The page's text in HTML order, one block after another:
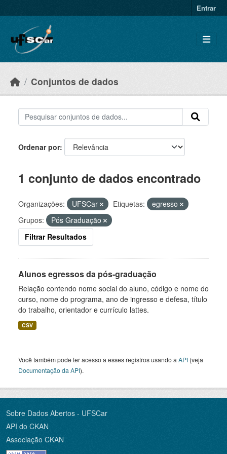
Entrar
Conjuntos de dados
Ordenar por
1 conjunto de dados encontrado
Organizações: UFSCar Etiquetas:
egresso
Grupos:
Pós Graduação
Filtrar Resultados
Alunos egressos da pós-graduação
Relação contendo nome social do aluno, código e nome do
curso, nome do programa, ano de ingresso e defesa, título
do trabalho, orientador e currículo lattes.
CSV
Você também pode ter acesso a esses registros usando a API (veja
Documentação da API).
Sobre Dados Abertos - UFSCar
API do CKAN
Associação CKAN